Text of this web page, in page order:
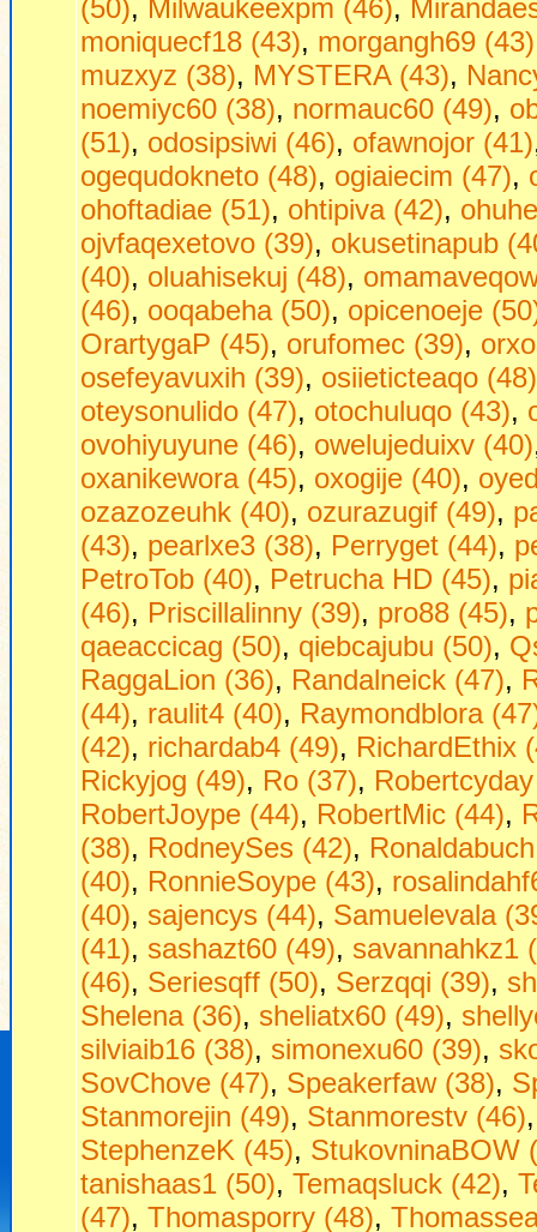
(50), Milwaukeexpm (46),
moniquecf18 (43), morgangh69 (43)
muzxyz (38), MYSTERA (43),
noemiyc60 (38), normauc60 (49),
(51), odosipsiwi (46), ofawnojor (41)
ogequdokneto (48), ogiaiecim (47),
ohoftadiae (51), ohtipiva (42),
ojvfaqexetovo (39), okusetinapub
(40), oluahisekuj (48),
(46), ooqabeha (50), opicenoeje
OrartygaP (45), orufomec (39),
osefeyavuxih (39), osiieticteaqo (48)
oteysonulido (47), otochuluqo (43),
ovohiyuyune (46), owelujeduixv (40)
oxanikewora (45), oxogije (40),
ozazozeuhk (40), ozurazugif (49),
(43), pearlxe3 (38), Perryget (44),
PetroTob (40), Petrucha HD (45),
(46), Priscillalinny (39), pro88 (45),
qaeaccicag (50), qiebcajubu (50),
RaggaLion (36), Randalneick (47),
(44), raulit4 (40), Raymondblora
(42), richardab4 (49), RichardEthix
Rickyjog (49), Ro (37),
RobertJoype (44), RobertMic (44),
(38), RodneySes (42),
(40), RonnieSoype (43),
(40), sajencys (44), Samuelevala
(41), sashazt60 (49), savannahkz1
(46), Seriesqff (50), Serzqqi (39),
Shelena (36), sheliatx60 (49),
silviaib16 (38), simonexu60 (39),
SovChove (47), Speakerfaw (38),
Stanmorejin (49), Stanmorestv (46)
StephenzeK (45), StukovninaBOW
tanishaas1 (50), Temaqsluck (42),
(47), Thomasporry (48),